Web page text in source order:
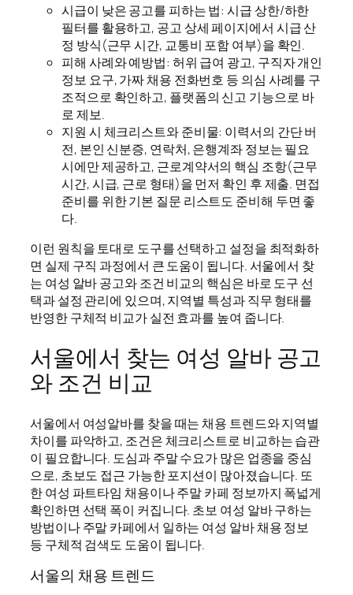
시급이 낮은 공고를 피하는 법: 시급 상한/하한
필터를 활용하고, 공고 상세 페이지에서 시급 산
정 방식(근무 시간, 교통비 포함 여부)을 확인.
피해 사례와 예방법: 허위 급여 광고, 구직자 개인
정보 요구, 가짜 채용 전화번호 등 의심 사례를 구
조적으로 확인하고, 플랫폼의 신고 기능으로 바
로 제보.
지원 시 체크리스트와 준비물: 이력서의 간단 버
전, 본인 신분증, 연락처, 은행계좌 정보는 필요
시에만 제공하고, 근로계약서의 핵심 조항(근무
시간, 시급, 근로 형태)을 먼저 확인 후 제출. 면접
준비를 위한 기본 질문 리스트도 준비해 두면 좋
다.
이런 원칙을 토대로 도구를 선택하고 설정을 최적화하
면 실제 구직 과정에서 큰 도움이 됩니다. 서울에서 찾
는 여성 알바 공고와 조건 비교의 핵심은 바로 도구 선
택과 설정 관리에 있으며, 지역별 특성과 직무 형태를
반영한 구체적 비교가 실전 효과를 높여 줍니다.
서울에서 찾는 여성 알바 공고
와 조건 비교
서울에서 여성알바를 찾을 때는 채용 트렌드와 지역별
차이를 파악하고, 조건은 체크리스트로 비교하는 습관
이 필요합니다. 도심과 주말 수요가 많은 업종을 중심
으로, 초보도 접근 가능한 포지션이 많아졌습니다. 또
한 여성 파트타임 채용이나 주말 카페 정보까지 폭넓게
확인하면 선택 폭이 커집니다. 초보 여성 알바 구하는
방법이나 주말 카페에서 일하는 여성 알바 채용 정보
등 구체적 검색도 도움이 됩니다.
서울의 채용 트렌드